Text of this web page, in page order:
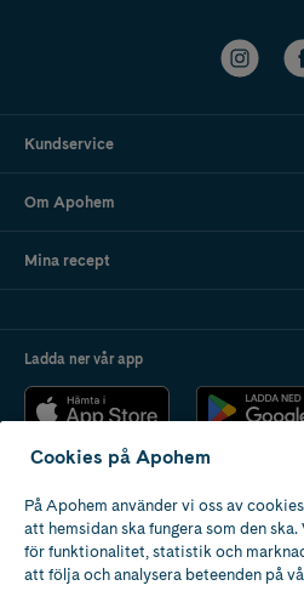
Kundservice
Om Apohem
Mina recept
Ladda ner vår app
Apotek med tillstånd
av Läkemedelsverket
Cookies på Apohem
På Apohem använder vi oss av
att hemsidan ska fungera som den
för funktionalitet, statistik och
att följa och analysera beteenden på